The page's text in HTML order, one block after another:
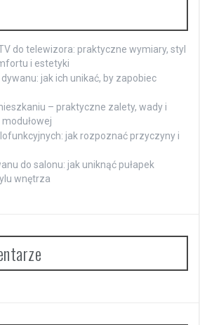
do telewizora: praktyczne wymiary, styl
i estetyki
jak ich unikać, by zapobiec
– praktyczne zalety, wady i
jak rozpoznać przyczyny i
do salonu: jak uniknąć pułapek
wnętrza